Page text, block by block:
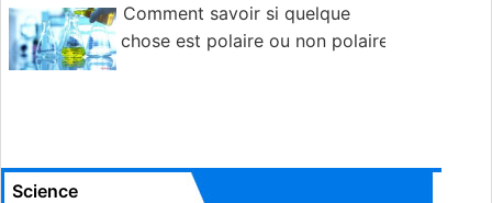
Comment savoir si quelque
chose est polaire ou non polaire
Science